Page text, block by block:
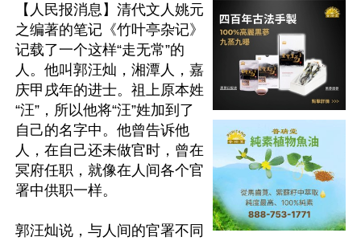
【人民报消息】清代文人姚元
之编著的笔记《竹叶亭杂记》
记载了一个这样“走无常”的
人。他叫郭汪灿，湘潭人，嘉
庆甲戌年的进士。祖上原本姓
“汪”，所以他将“汪”姓加到了
自己的名字中。他曾告诉他
人，在自己还未做官时，曾在
冥府任职，就像在人间各个官
署中供职一样。
郭汪灿说，与人间的官署不同